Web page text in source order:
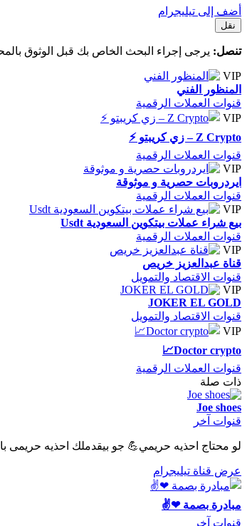
أضف إلى تيليجرام
نقل
تنصل: يرجى إجراء البحث الخاص بك قبل الوثوق
VIP
المنظور الفني
قنوات العملات الرقمية
VIP
Z Crypto – زي كريبتو ⚡️
قنوات العملات الرقمية
VIP
ايردروبات حصرية و موثوقة
قنوات العملات الرقمية
VIP
بيع شراء عملات بيتكوين السعودية Usdt
قنوات العملات الرقمية
VIP
قناة عبدالعزيز خريص
قنوات الاقتصاد والتمويل
VIP
JOKER EL GOLD
قنوات الاقتصاد والتمويل
VIP
Doctor crypto📈
قنوات العملات الرقمية
ذات صلة
Joe shoes
قنوات آخر
لو محتاج احذيه حريمي💪 جو بيقدملك احذيه حريمى بافضل جوده واحسن
عرض قناة تيليجرام
مبادرة بصمة ❤✌
قنوات آخر